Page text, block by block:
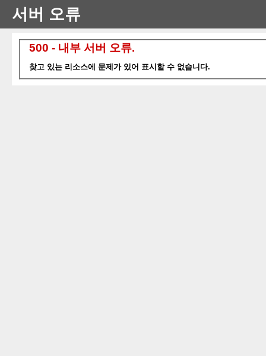
서버 오류
500 - 내부 서버 오류.
찾고 있는 리소스에 문제가 있어 표시할 수 없습니다.